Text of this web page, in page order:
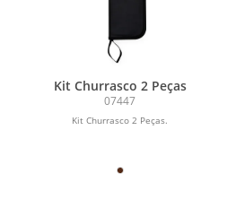
Kit Churrasco 2 Peças
07447
Kit Churrasco 2 Peças.